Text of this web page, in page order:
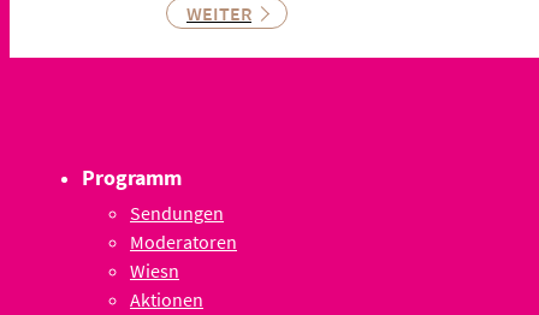
WEITER
Programm
Sendungen
Moderatoren
Wiesn
Aktionen